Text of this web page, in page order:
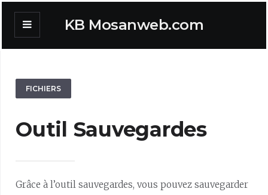
KB Mosanweb.com
FICHIERS
Outil Sauvegardes
Grâce à l’outil sauvegardes, vous pouvez sauvegarder